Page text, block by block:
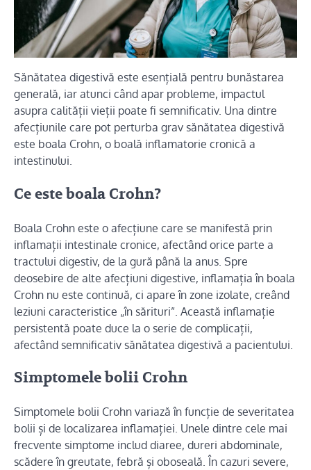
Sănătatea digestivă este esențială pentru bunăstarea
generală, iar atunci când apar probleme, impactul
asupra calității vieții poate fi semnificativ. Una dintre
afecțiunile care pot perturba grav sănătatea digestivă
este boala Crohn, o boală inflamatorie cronică a
intestinului.
Ce este boala Crohn?
Boala Crohn este o afecțiune care se manifestă prin
inflamații intestinale cronice, afectând orice parte a
tractului digestiv, de la gură până la anus. Spre
deosebire de alte afecțiuni digestive, inflamația în boala
Crohn nu este continuă, ci apare în zone izolate, creând
leziuni caracteristice „în sărituri”. Această inflamație
persistentă poate duce la o serie de complicații,
afectând semnificativ sănătatea digestivă a pacientului.
Simptomele bolii Crohn
Simptomele bolii Crohn variază în funcție de severitatea
bolii și de localizarea inflamației. Unele dintre cele mai
frecvente simptome includ diaree, dureri abdominale,
scădere în greutate, febră și oboseală. În cazuri severe,